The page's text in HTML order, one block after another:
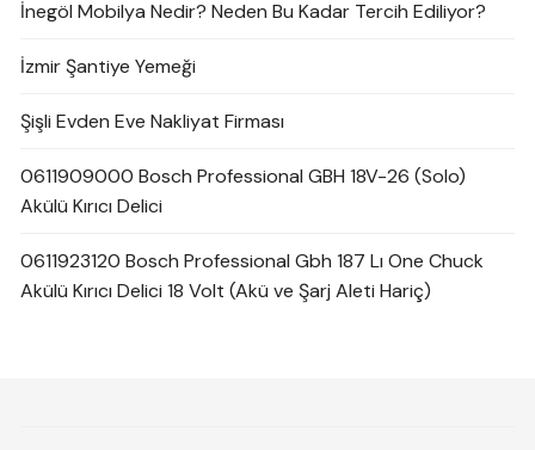
İnegöl Mobilya Nedir? Neden Bu Kadar Tercih Ediliyor?
İzmir Şantiye Yemeği
Şişli Evden Eve Nakliyat Firması
0611909000 Bosch Professional GBH 18V-26 (Solo)
Akülü Kırıcı Delici
0611923120 Bosch Professional Gbh 187 Lı One Chuck
Akülü Kırıcı Delici 18 Volt (Akü ve Şarj Aleti Hariç)